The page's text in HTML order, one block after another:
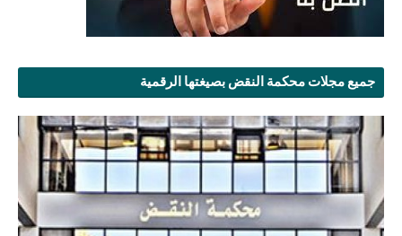
جميع مجلات محكمة النقض بصيغتها الرقمية